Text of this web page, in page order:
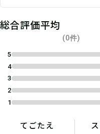
総合評価平均
(0件)
5
4
3
2
1
てごたえ